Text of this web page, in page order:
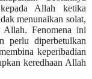
Allah ketika
menunaikan solat,
Allah. Fenomena ini
perlu diperbetulkan
keperibadian
keredhaan Allah